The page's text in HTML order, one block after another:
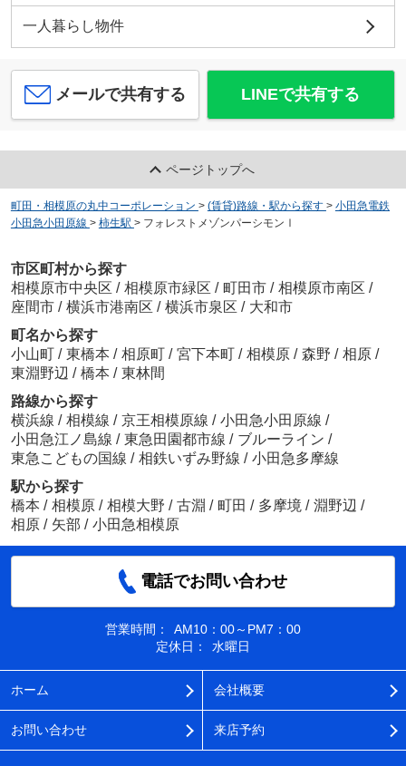
一人暮らし物件
メールで共有する LINEで共有する
ページトップへ
町田・相模原の丸中コーポレーション > (賃貸)路線・駅から探す > 小田急電鉄
小田急小田原線 > 柿生駅 > フォレストメゾンパーシモンⅠ
市区町村から探す
相模原市中央区 / 相模原市緑区 / 町田市 / 相模原市南区 /
座間市 / 横浜市港南区 / 横浜市泉区 / 大和市
町名から探す
小山町 / 東橋本 / 相原町 / 宮下本町 / 相模原 / 森野 / 相原 /
東淵野辺 / 橋本 / 東林間
路線から探す
横浜線 / 相模線 / 京王相模原線 / 小田急小田原線 /
小田急江ノ島線 / 東急田園都市線 / ブルーライン /
東急こどもの国線 / 相鉄いずみ野線 / 小田急多摩線
駅から探す
橋本 / 相模原 / 相模大野 / 古淵 / 町田 / 多摩境 / 淵野辺 /
相原 / 矢部 / 小田急相模原
電話でお問い合わせ
営業時間：
AM10：00～PM7：00
定休日：
水曜日
ホーム 会社概要
お問い合わせ 来店予約